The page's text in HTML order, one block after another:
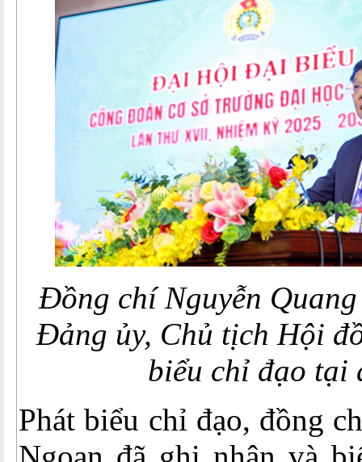
Đồng chí Nguyễn
Đảng ủy, Chủ tịch Hội
biểu chỉ đạo tại
Phát biểu chỉ đạo, đồng